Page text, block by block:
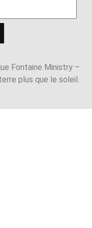
Fontaine Ministry –
plus que le soleil.